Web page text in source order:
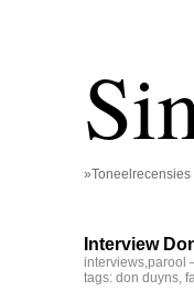
Interview
interviews,parool
tags: don duyns,